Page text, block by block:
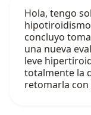
Hola, tengo
concluyo
una nueva
leve
totalmente la
retomarla